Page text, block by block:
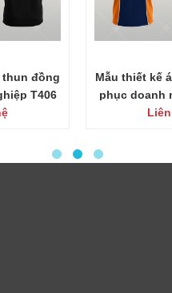
thun đồng
T406
Mẫu thiết kế
phục doanh